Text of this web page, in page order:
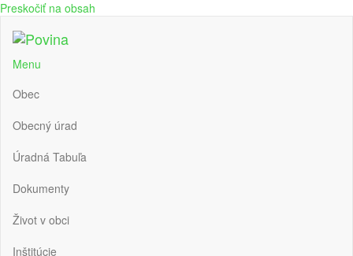
Preskočiť na obsah
Povina
Oficiálne stránky obce Povina
Menu
Obec
Obecný úrad
Úradná Tabuľa
Dokumenty
Život v obci
Inštitúcie